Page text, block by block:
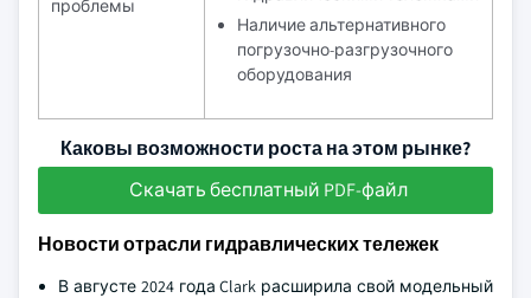
проблемы
Наличие альтернативного
погрузочно-разгрузочного
оборудования
Каковы возможности роста на этом рынке?
Скачать бесплатный PDF-файл
Новости отрасли гидравлических тележек
В августе 2024 года Clark расширила свой модельный